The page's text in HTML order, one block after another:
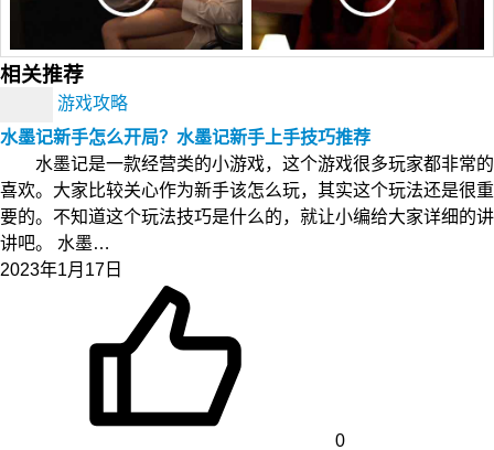
相关推荐
游戏攻略
水墨记新手怎么开局？水墨记新手上手技巧推荐
水墨记是一款经营类的小游戏，这个游戏很多玩家都非常的
喜欢。大家比较关心作为新手该怎么玩，其实这个玩法还是很重
要的。不知道这个玩法技巧是什么的，就让小编给大家详细的讲
讲吧。 水墨…
2023年1月17日
0